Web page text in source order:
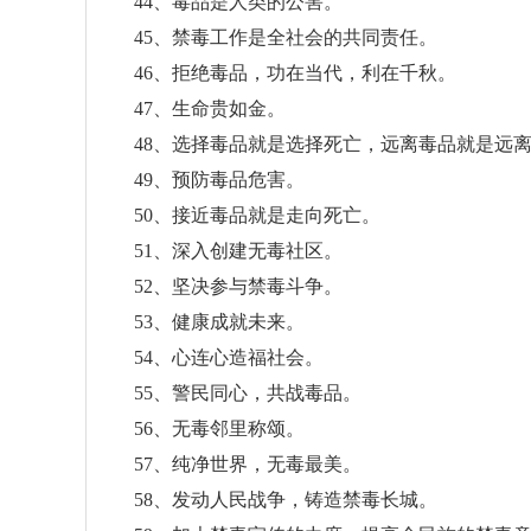
45、禁毒工作是全社会的共同责任。
46、拒绝毒品，功在当代，利在千秋。
47、生命贵如金。
48、选择毒品就是选择死亡，远离毒品就是远
49、预防毒品危害。
50、接近毒品就是走向死亡。
51、深入创建无毒社区。
52、坚决参与禁毒斗争。
53、健康成就未来。
54、心连心造福社会。
55、警民同心，共战毒品。
56、无毒邻里称颂。
57、纯净世界，无毒最美。
58、发动人民战争，铸造禁毒长城。